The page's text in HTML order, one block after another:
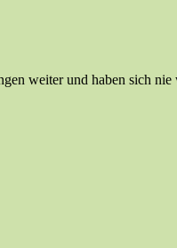
weiter und haben sich nie